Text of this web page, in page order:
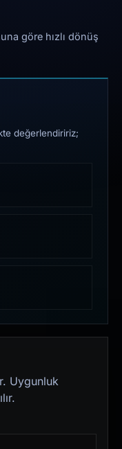
göre hızlı dönüş
değerlendiririz;
Uygunluk